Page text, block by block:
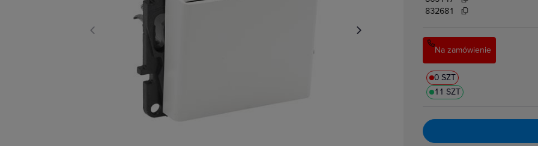
Oświetlenie
Pompy ciepła
Prowadzenie kabli
Rozdzielnice i obudowy
Stacje ładowania
Systemy bezpieczeństwa
Technika grzewcza
Technika instalacyjna
832681
Na zamówienie
0 SZT
11 SZT